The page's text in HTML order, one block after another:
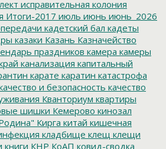
исправительная колония
Итоги-2017 июль июнь июнь_2026
кадетский бал кадеты
казаки Казань Казначейство
праздников камера камеры
канализация капитальный
карате каратин катастрофа
и безопасность качество
Кванториум квартиры
шишки Кемерово кинозал
Кирга китай кишечная
кладбище клещ клещи
книги КНР КоАП ковид-сводка